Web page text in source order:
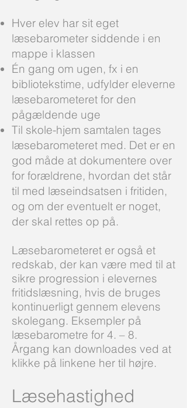
Hver elev har sit eget
læsebarometer siddende i en
mappe i klassen
Én gang om ugen, fx i en
bibliotekstime, udfylder eleverne
læsebarometeret for den
pågældende uge
Til skole-hjem samtalen tages
læsebarometeret med. Det er en
god måde at dokumentere over
for forældrene, hvordan det står
til med læseindsatsen i fritiden,
og om der eventuelt er noget,
der skal rettes op på.
Læsebarometeret er også et
redskab, der kan være med til at
sikre progression i elevernes
fritidslæsning, hvis de bruges
kontinuerligt gennem elevens
skolegang. Eksempler på
læsebarometre for 4. – 8.
Årgang kan downloades ved at
klikke på linkene her til højre.
Læsehastighed